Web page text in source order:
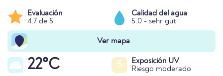
Evaluación
4.7 de 5
Calidad del agua
5.0 - sehr gut
Ver mapa
22°C 5
Exposición UV
Riesgo moderado